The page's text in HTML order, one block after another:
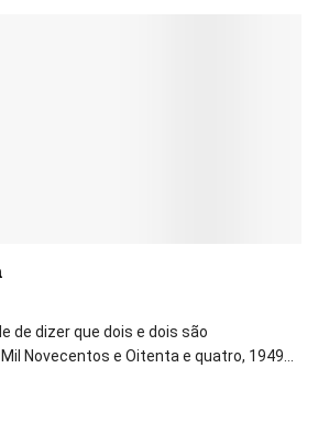
de dizer que dois e dois são
Novecentos e Oitenta e quatro, 1949...